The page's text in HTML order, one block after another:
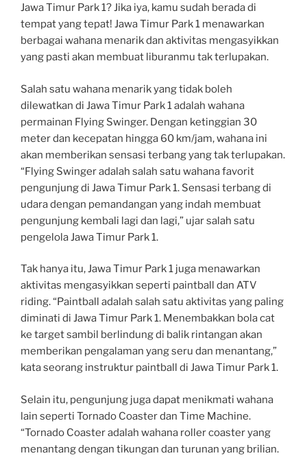
Jawa Timur Park 1? Jika iya, kamu sudah berada di
tempat yang tepat! Jawa Timur Park 1 menawarkan
berbagai wahana menarik dan aktivitas mengasyikkan
yang pasti akan membuat liburanmu tak terlupakan.
Salah satu wahana menarik yang tidak boleh
dilewatkan di Jawa Timur Park 1 adalah wahana
permainan Flying Swinger. Dengan ketinggian 30
meter dan kecepatan hingga 60 km/jam, wahana ini
akan memberikan sensasi terbang yang tak terlupakan.
“Flying Swinger adalah salah satu wahana favorit
pengunjung di Jawa Timur Park 1. Sensasi terbang di
udara dengan pemandangan yang indah membuat
pengunjung kembali lagi dan lagi,” ujar salah satu
pengelola Jawa Timur Park 1.
Tak hanya itu, Jawa Timur Park 1 juga menawarkan
aktivitas mengasyikkan seperti paintball dan ATV
riding. “Paintball adalah salah satu aktivitas yang paling
diminati di Jawa Timur Park 1. Menembakkan bola cat
ke target sambil berlindung di balik rintangan akan
memberikan pengalaman yang seru dan menantang,”
kata seorang instruktur paintball di Jawa Timur Park 1.
Selain itu, pengunjung juga dapat menikmati wahana
lain seperti Tornado Coaster dan Time Machine.
“Tornado Coaster adalah wahana roller coaster yang
menantang dengan tikungan dan turunan yang brilian.